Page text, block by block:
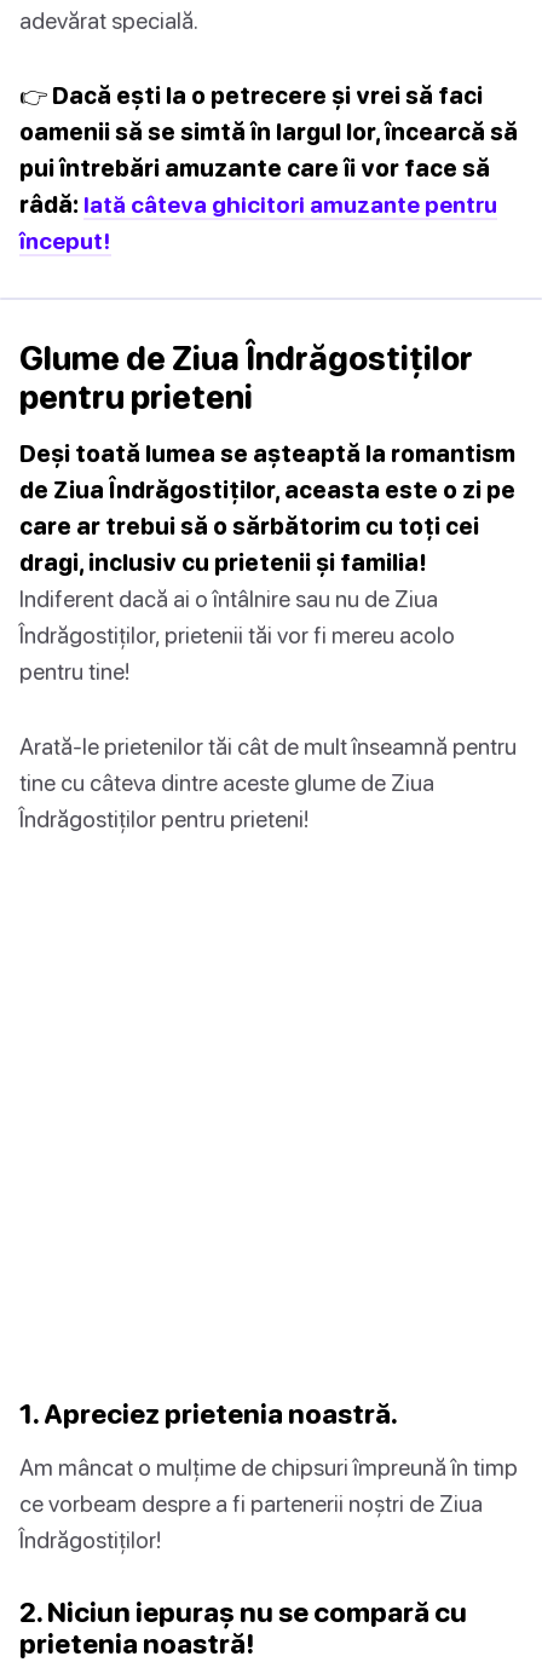
adevărat specială.
👉 Dacă ești la o petrecere și vrei să faci
oamenii să se simtă în largul lor, încearcă să
pui întrebări amuzante care îi vor face să
râdă: Iată câteva ghicitori amuzante pentru
început!
Glume de Ziua Îndrăgostiților
pentru prieteni
Deși toată lumea se așteaptă la romantism
de Ziua Îndrăgostiților, aceasta este o zi pe
care ar trebui să o sărbătorim cu toți cei
dragi, inclusiv cu prietenii și familia!
Indiferent dacă ai o întâlnire sau nu de Ziua
Îndrăgostiților, prietenii tăi vor fi mereu acolo
pentru tine!
Arată-le prietenilor tăi cât de mult înseamnă pentru
tine cu câteva dintre aceste glume de Ziua
Îndrăgostiților pentru prieteni!
1. Apreciez prietenia noastră.
Am mâncat o mulțime de chipsuri împreună în timp
ce vorbeam despre a fi partenerii noștri de Ziua
Îndrăgostiților!
2. Niciun iepuraș nu se compară cu
prietenia noastră!